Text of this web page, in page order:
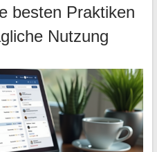
besten Praktiken
Nutzung